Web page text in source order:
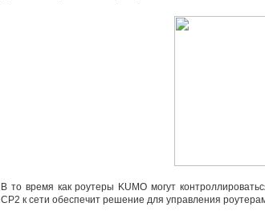
В то время как роутеры KUMO могут
CP2 к сети обеспечит решение для управления